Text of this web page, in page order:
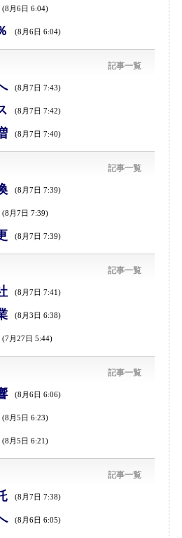
(8月6日 6:04)
(8月6日 6:04)
記事一覧
(8月7日 7:43)
(8月7日 7:42)
(8月7日 7:40)
記事一覧
(8月7日 7:39)
(8月7日 7:39)
(8月7日 7:39)
記事一覧
(8月7日 7:41)
(8月3日 6:38)
(7月27日 5:44)
記事一覧
(8月6日 6:06)
(8月5日 6:23)
(8月5日 6:21)
記事一覧
(8月7日 7:38)
(8月6日 6:05)